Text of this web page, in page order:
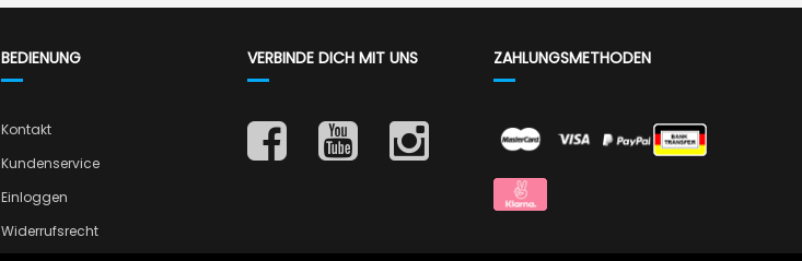
BEDIENUNG
Kontakt
Kundenservice
Einloggen
Widerrufsrecht
VERBINDE DICH MIT UNS ZAHLUNGSMETHODEN